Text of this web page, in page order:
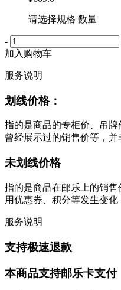
请选择规格 数量
-
加入购物车
服务说明
划线价格：
指的是商品的专柜价、吊
曾经展示过的销售价等，并
未划线价格
指的是商品在邮乐上的销
用优惠券、积分等发生变化
服务说明
支持极速退款
本商品支持邮乐卡支付